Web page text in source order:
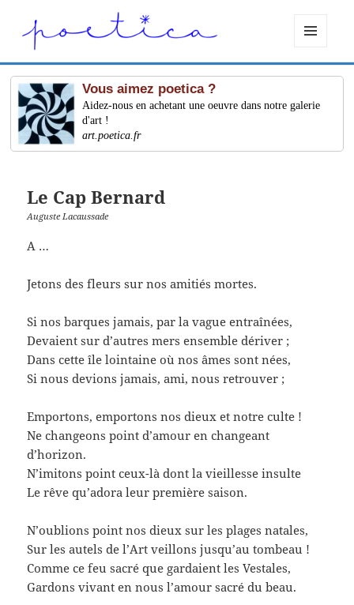
ET
WIDGETS
Vous aimez poetica ?
Aidez-nous en achetant une oeuvre dans notre galerie
d'art !
art.poetica.fr
Le Cap Bernard
Auguste Lacaussade
A …
Jetons des fleurs sur nos amitiés mortes.
Si nos barques jamais, par la vague entraînées,
Devaient sur d’autres mers ensemble dériver ;
Dans cette île lointaine où nos âmes sont nées,
Si nous devions jamais, ami, nous retrouver ;
Emportons, emportons nos dieux et notre culte !
Ne changeons point d’amour en changeant
d’horizon.
N’imitons point ceux-là dont la vieillesse insulte
Le rêve qu’adora leur première saison.
N’oublions point nos dieux sur les plages natales,
Sur les autels de l’Art veillons jusqu’au tombeau !
Comme ce feu sacré que gardaient les Vestales,
Gardons vivant en nous l’amour sacré du beau.